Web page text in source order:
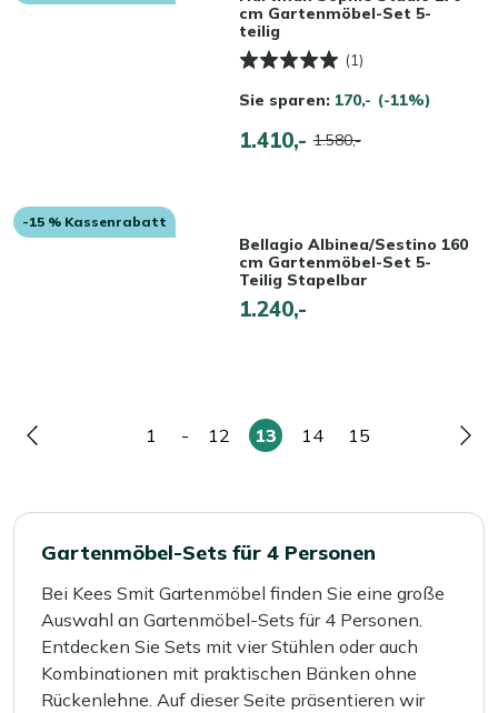
cm Gartenmöbel-Set 5-
teilig
(1)
Sie sparen: 170,- (-11%)
1.410,- 1.580,-
-15 % Kassenrabatt
Bellagio Albinea/Sestino 160
cm Gartenmöbel-Set 5-
Teilig Stapelbar
1.240,-
Seite Seite
1 -
Seite
12
Sie
Seite
13
Seite
14
Seite
15
Gartenmöbel-Sets für 4 Personen
Bei Kees Smit Gartenmöbel finden Sie eine große
Auswahl an Gartenmöbel-Sets für 4 Personen.
Entdecken Sie Sets mit vier Stühlen oder auch
Kombinationen mit praktischen Bänken ohne
Rückenlehne. Auf dieser Seite präsentieren wir